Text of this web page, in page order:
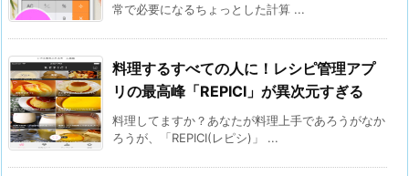
常で必要になるちょっとした計算 ...
料理するすべての人に！レシピ管理アプ
リの最高峰「REPICI」が異次元すぎる
料理してますか？あなたが料理上手であろうがなか
ろうが、「REPICI(レピシ)」 ...